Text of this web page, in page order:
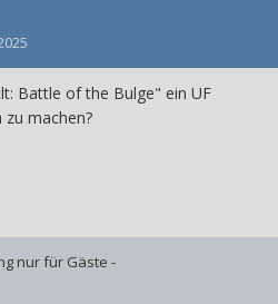
Battle of the Bulge" ein UF
machen?
nur für Gäste -